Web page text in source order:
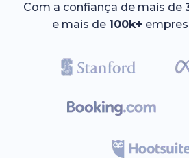
Com a confiança de mais de
e mais de 100k+